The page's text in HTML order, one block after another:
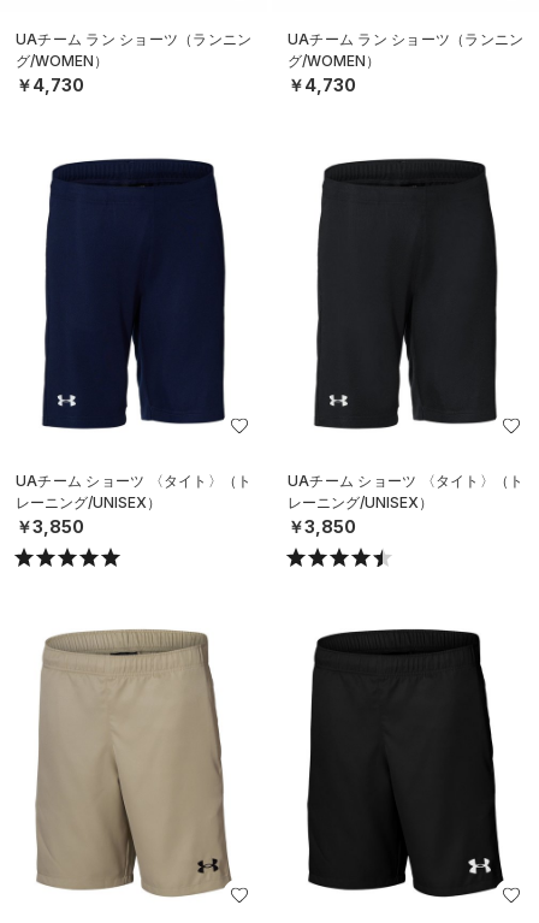
UAチーム ラン ショーツ（ランニン
グ/WOMEN）
￥4,730
UAチーム ラン ショーツ（ランニン
グ/WOMEN）
￥4,730
UAチーム ショーツ 〈タイト〉（ト
レーニング/UNISEX）
￥3,850
UAチーム ショーツ 〈タイト〉（ト
レーニング/UNISEX）
￥3,850